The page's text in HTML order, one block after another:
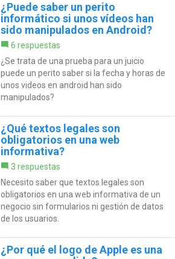
¿Puede saber un perito
informático si unos vídeos han
sido manipulados en Android?
6 respuestas
¿Se trata de una prueba para un juicio
puede un perito saber si la fecha y horas de
unos videos en android han sido
manipulados?
¿Qué textos legales son
obligatorios en una web
informativa?
3 respuestas
Necesito saber que textos legales son
obligatorios en una web informativa de un
negocio sin formularios ni gestión de datos
de los usuarios.
¿Por qué el logo de Apple es una